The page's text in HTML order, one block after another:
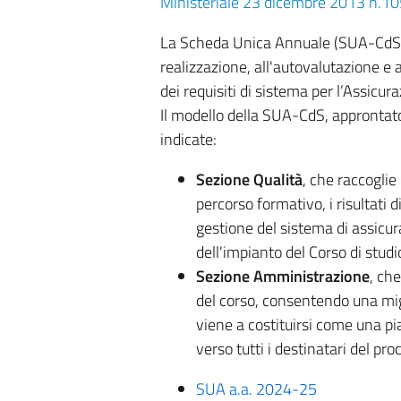
La Scheda Unica Annuale (SUA-
realizzazione, all'autovalutazione e
dei requisiti di sistema per
Il modello della SUA-CdS,
indicate:
Sezione Qualità, che
percorso formativo, i risultati
gestione del sistema di
dell'impianto del Corso di
Sezione Amministrazione,
del corso, consentendo una
viene a costituirsi come una
verso tutti i destinatari del
SUA a.a. 2024-25